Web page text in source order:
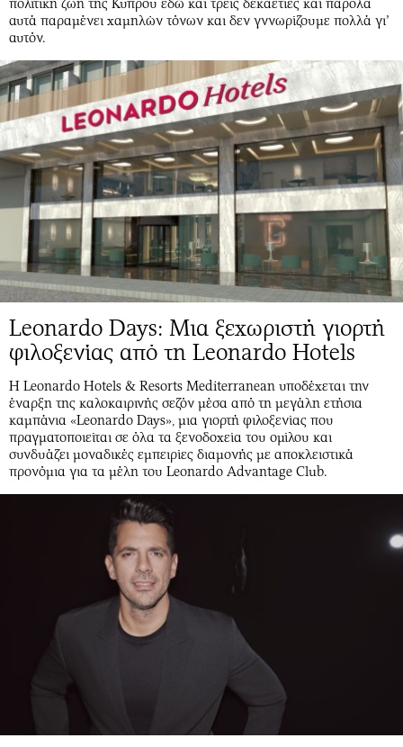
πολιτική ζωή της Κύπρου εδώ και τρεις δεκαετίες και παρόλα
αυτά παραμένει χαμηλών τόνων και δεν γννωρίζουμε πολλά γι’
αυτόν.
Leonardo Days: Μια ξεχωριστή γιορτή
φιλοξενίας από τη Leonardo Hotels
Η Leonardo Hotels & Resorts Mediterranean υποδέχεται την
έναρξη της καλοκαιρινής σεζόν μέσα από τη μεγάλη ετήσια
καμπάνια «Leonardo Days», μια γιορτή φιλοξενίας που
πραγματοποιείται σε όλα τα ξενοδοχεία του ομίλου και
συνδυάζει μοναδικές εμπειρίες διαμονής με αποκλειστικά
προνόμια για τα μέλη του Leonardo Advantage Club.